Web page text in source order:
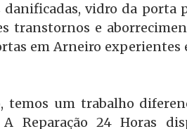
vidro da porta
transtornos e
em Arneiro
temos um trabalho
Reparação 24 Horas